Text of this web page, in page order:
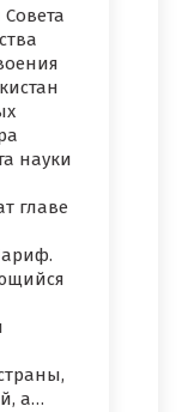
науки
главе
а…